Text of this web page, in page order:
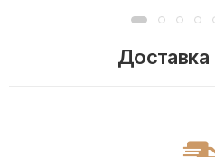
Доставка